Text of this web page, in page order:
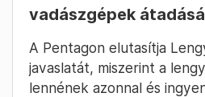
vadászgépek
A Pentagon elutasítja
javaslatát, miszerint a
lennének azonnal és